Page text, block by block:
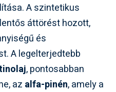
A szintetikus
áttörést hozott,
és
A legelterjedtebb
, pontosabban
az alfa-pinén, amely a